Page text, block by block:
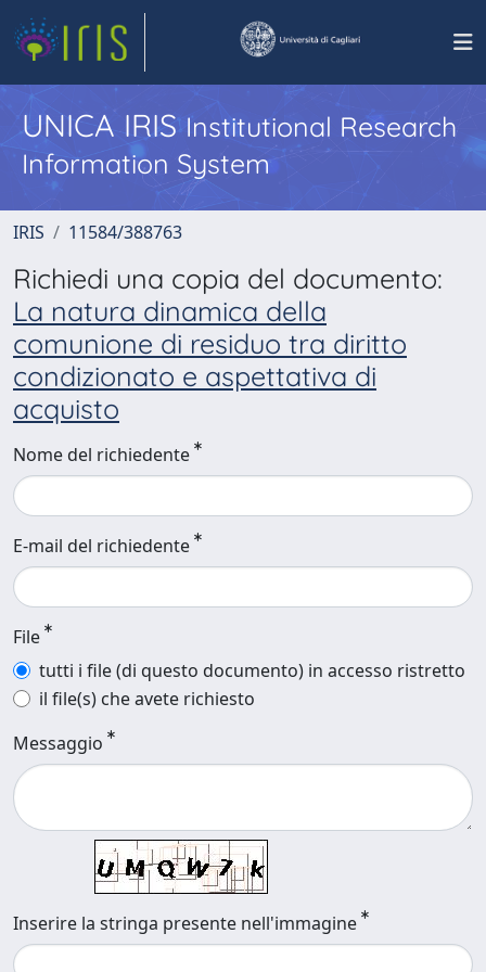
UNICA IRISInstitutional Research
Information System
IRIS 11584/388763
Richiedi una copia del documento:
La natura dinamica della
comunione di residuo tra diritto
condizionato e aspettativa di
acquisto
Nome del richiedente
E-mail del richiedente
File
tutti i file (di questo documento) in accesso ristretto
il file(s) che avete richiesto
Messaggio
Inserire la stringa presente nell'immagine